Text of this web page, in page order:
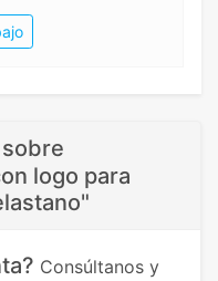
sobre
logo para
Consúltanos y